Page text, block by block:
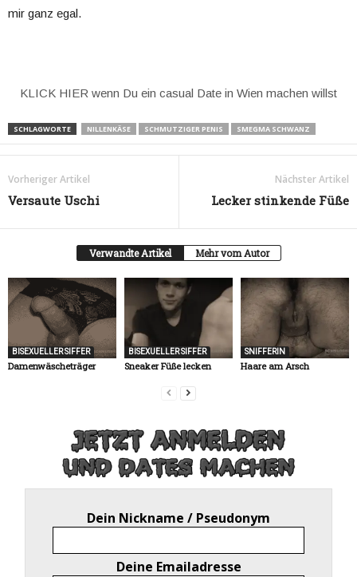
mir ganz egal.
KLICK HIER wenn Du ein casual Date in Wien machen willst
SCHLAGWORTE NILLENKÄSE SCHMUTZIGER PENIS SMEGMA SCHWANZ
Vorheriger Artikel
Versaute Uschi
Nächster Artikel
Lecker stinkende Füße
Verwandte Artikel Mehr vom Autor
BISEXUELLER SIFFER
Damenwäscheträger
BISEXUELLER SIFFER
Sneaker Füße lecken
SNIFFERIN
Haare am Arsch
Dein Nickname / Pseudonym
Deine Emailadresse